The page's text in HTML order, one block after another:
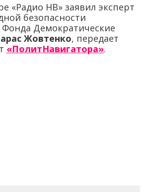
«Радио НВ» заявил эксперт
безопасности
Фонда Демократические
Жовтенко, передает
«ПолитНавигатора».